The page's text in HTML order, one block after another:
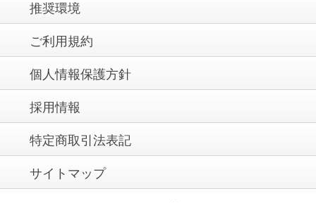
推奨環境
ご利用規約
個人情報保護方針
採用情報
特定商取引法表記
サイトマップ